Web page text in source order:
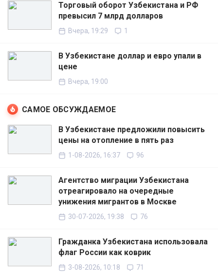
Торговый оборот Узбекистана и РФ
превысил 7 млрд долларов
Вчера, 19:29 1
В Узбекистане доллар и евро упали в
цене
Вчера, 19:00
САМОЕ ОБСУЖДАЕМОЕ
В Узбекистане предложили повысить
цены на отопление в пять раз
1-08-2026, 16:37 96
Агентство миграции Узбекистана
отреагировало на очередные
унижения мигрантов в Москве
30-07-2026, 19:38 76
Гражданка Узбекистана использовала
флаг России как коврик
3-08-2026, 10:18 71